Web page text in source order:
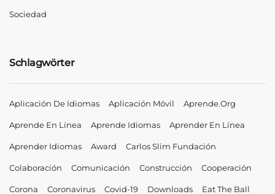
Sociedad
Schlagwörter
Aplicación De Idiomas Aplicación Móvil Aprende.org
Aprende En Línea Aprende Idiomas Aprender En Línea
Aprender Idiomas Award Carlos Slim Fundación
Colaboración Comunicación Construcción Cooperación
Corona Coronavirus Covid-19 Downloads Eat The Ball